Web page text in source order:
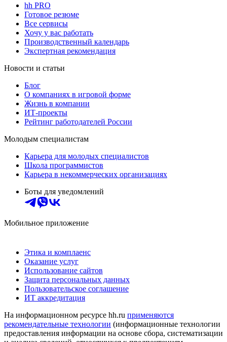
hh PRO
Готовое резюме
Все сервисы
Хочу у вас работать
Производственный календарь
Экспертная рекомендация
Новости и статьи
Блог
О компаниях в игровой форме
Жизнь в компании
ИТ-проекты
Рейтинг работодателей России
Молодым специалистам
Карьера для молодых специалистов
Школа программистов
Карьера в некоммерческих организациях
Боты для уведомлений
Мобильное приложение
Этика и комплаенс
Оказание услуг
Использование сайтов
Защита персональных данных
Пользовательское соглашение
ИТ аккредитация
На информационном ресурсе hh.ru применяются
рекомендательные технологии (информационные технологии
предоставления информации на основе сбора, систематизации